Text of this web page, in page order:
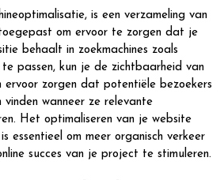
is een verzameling van
om ervoor te zorgen dat je
behaalt in zoekmachines zoals
passen, kun je de zichtbaarheid van
ervoor zorgen dat potentiële bezoekers
vinden wanneer ze relevante
Het optimaliseren van je website
essentieel om meer organisch verkeer
succes van je project te stimuleren.